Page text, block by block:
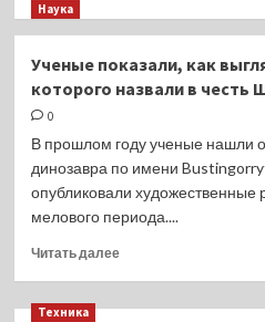
идеально
сохранившиеся
она
жила
рядом
с
Наука
Ученые показали, как
которого назвали в честь
0
В прошлом году ученые нашли
динозавра по имени
опубликовали художественные
мелового периода....
Читать далееПрочитать
Ученые
Техника